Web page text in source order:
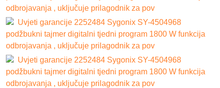
odbrojavanja , uključuje prilagodnik za pov
Uvjeti garancije 2252484 Sygonix SY-4504968
podžbukni tajmer digitalni tjedni program 1800 W funkcija
odbrojavanja , uključuje prilagodnik za pov
Uvjeti garancije 2252484 Sygonix SY-4504968
podžbukni tajmer digitalni tjedni program 1800 W funkcija
odbrojavanja , uključuje prilagodnik za pov